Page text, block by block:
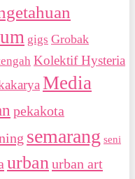
gigs Grobak
Kolektif Hysteria
Media
pekakota
semarang seni
urbanurban art